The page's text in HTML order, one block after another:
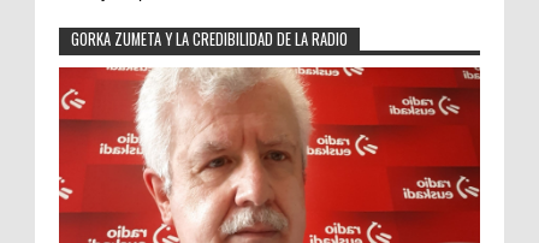
GORKA ZUMETA Y LA CREDIBILIDAD DE LA RADIO